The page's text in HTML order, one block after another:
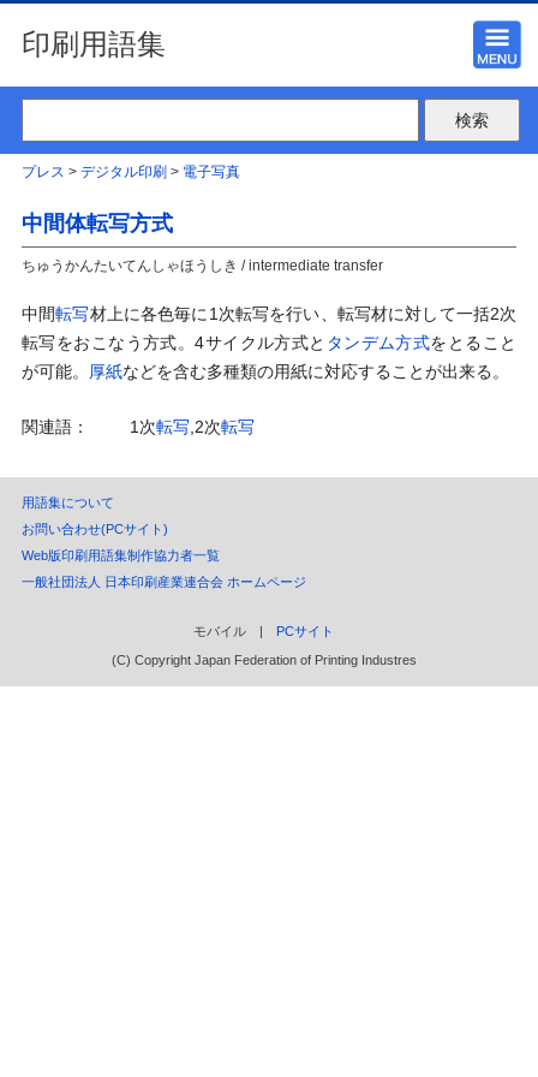
印刷用語集
プレス > デジタル印刷 > 電子写真
中間体転写方式
ちゅうかんたいてんしゃほうしき / intermediate transfer
中間転写材上に各色毎に1次転写を行い、転写材に対して一括2次
転写をおこなう方式。4サイクル方式と タンデム方式をとること
が可能。 厚紙などを含む多種類の用紙に対応することが出来る。
関連語： 1次転写,2次転写
用語集について
お問い合わせ(PCサイト)
Web版印刷用語集制作協力者一覧
一般社団法人 日本印刷産業連合会 ホームページ
モバイル | PCサイト
(C) Copyright Japan Federation of Printing Industres